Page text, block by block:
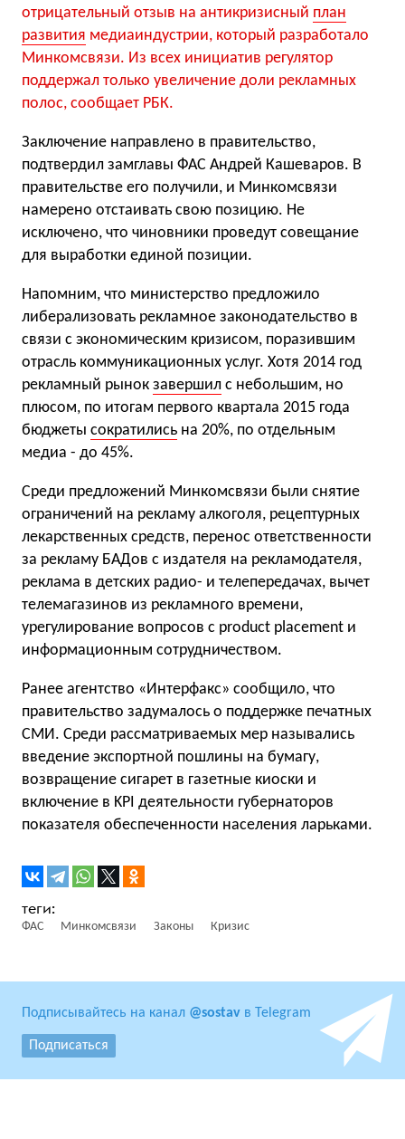
отрицательный отзыв на антикризисный план
развития медиаиндустрии, который разработало
Минкомсвязи. Из всех инициатив регулятор
поддержал только увеличение доли рекламных
полос, сообщает РБК.
Заключение направлено в правительство,
подтвердил замглавы ФАС Андрей Кашеваров. В
правительстве его получили, и Минкомсвязи
намерено отстаивать свою позицию. Не
исключено, что чиновники проведут совещание
для выработки единой позиции.
Напомним, что министерство предложило
либерализовать рекламное законодательство в
связи с экономическим кризисом, поразившим
отрасль коммуникационных услуг. Хотя 2014 год
рекламный рынок завершил с небольшим, но
плюсом, по итогам первого квартала 2015 года
бюджеты сократились на 20%, по отдельным
медиа - до 45%.
Среди предложений Минкомсвязи были снятие
ограничений на рекламу алкоголя, рецептурных
лекарственных средств, перенос ответственности
за рекламу БАДов с издателя на рекламодателя,
реклама в детских радио- и телепередачах, вычет
телемагазинов из рекламного времени,
урегулирование вопросов с product placement и
информационным сотрудничеством.
Ранее агентство «Интерфакс» сообщило, что
правительство задумалось о поддержке печатных
СМИ. Среди рассматриваемых мер назывались
введение экспортной пошлины на бумагу,
возвращение сигарет в газетные киоски и
включение в KPI деятельности губернаторов
показателя обеспеченности населения ларьками.
ФАС Минкомсвязи Законы Кризис
Подписывайтесь на канал @sostav в Telegram
Подписаться